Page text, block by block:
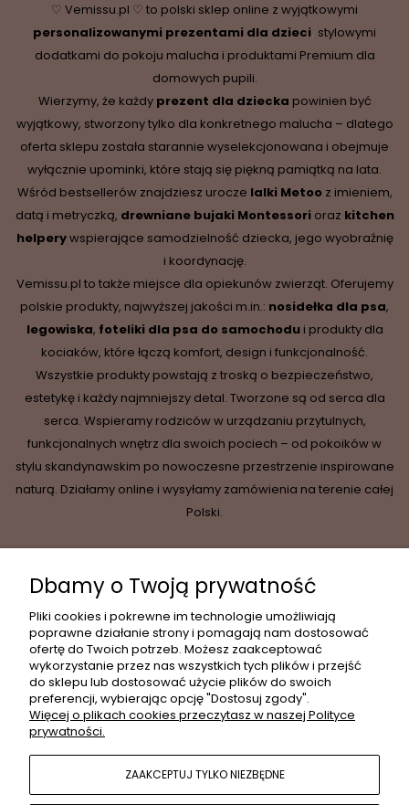
♡ Vemissu.pl ♡ to polski sklep online z wyjątkowymi
personalizowanymi prezentami dla dzieci, stylowymi
dodatkami do pokoju malucha i produktami Premium dla
domowych pupili.
Wierzymy, że każdy prezent dla dziecka powinien być
wyjątkowy, stworzony tylko dla konkretnego malucha – dlatego
oferta sklepu została starannie wyselekcjonowana i obejmuje
wyłącznie upominki, które stają się piękną pamiątką na lata.
Wśród bestsellerów znajdziesz urocze lalki Metoo z imieniem,
datą i metryczką, drewniane bujaki Montessorioraz kitchen
helperywspierające samodzielność dziecka, jego wyobraźnię
i koordynację.
Vemissu.pl to także miejsce dla opiekunów zwierząt. Oferujemy
polskie produkty, najwyższej jakości m.in.: nosidełka dla psa,
legowiska, foteliki dla psa do samochodui produkty dla
kociaków, które łączą komfort, design i funkcjonalność.
Wszystkie produkty powstają z troską o bezpieczeństwo,
estetykę i każdy najmniejszy detal. Tworzone są od serca dla
serca. Wspieramy rodziców w urządzaniu przytulnych,
funkcjonalnych wnętrz dla swoich pociech – od pokoików w
stylu skandynawskim po nowoczesne przestrzenie inspirowane
naturą. Działamy online i wysyłamy zamówienia na terenie całej
Polski.
INFORMACJE
MOJE KONTO
POPULARNE KATEGORIE
Dbamy o Twoją prywatność
Pliki cookies i pokrewne im technologie umożliwiają
poprawne działanie strony i pomagają nam dostosować
ofertę do Twoich potrzeb. Możesz zaakceptować
wykorzystanie przez nas wszystkich tych plików i przejść
do sklepu lub dostosować użycie plików do swoich
preferencji, wybierając opcję "Dostosuj zgody".
Więcej o plikach cookies przeczytasz w naszej Polityce
prywatności.
ZAAKCEPTUJ TYLKO NIEZBĘDNE